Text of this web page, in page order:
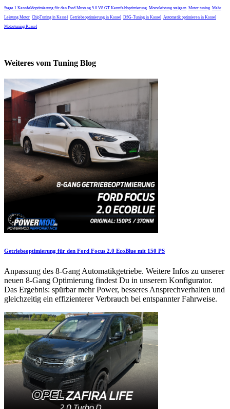
Stage 1 Kennfeldoptimierung für den Ford Mustang 5.0 V8 GT Kennfeldoptimierung Motorleistung steigern Motor tuning Mehr
Leistung Motor ChipTuning in Kassel Getriebeoptimierung in Kassel DSG-Tuning in Kassel Automatik optimieren in Kassel
Motortuning Kassel
Weiteres vom Tuning Blog
Getriebeoptimierung für den Ford Focus 2.0 EcoBlue mit 150 PS
Anpassung des 8-Gang Automatikgetriebe. Weitere Infos zu unserer
neuen 8-Gang Optimierung findest Du in unserem Konfigurator.
Das Ergebnis: spürbar mehr Power, besseres Ansprechverhalten und
gleichzeitig ein effizienterer Verbrauch bei entspannter Fahrweise.